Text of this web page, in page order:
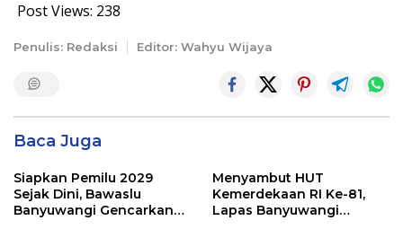
Post Views: 238
Penulis: Redaksi Editor: Wahyu Wijaya
Baca Juga
Siapkan Pemilu 2029
Sejak Dini, Bawaslu
Banyuwangi Gencarkan
Menyambut HUT
Kemerdekaan RI Ke-81,
Lapas Banyuwangi